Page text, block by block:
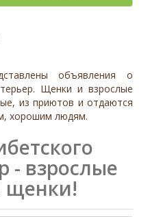
Крупный
объявления о
Щенки и взрослые
из приютов и отдаются
хорошим людям.
- взрослые
щенки!